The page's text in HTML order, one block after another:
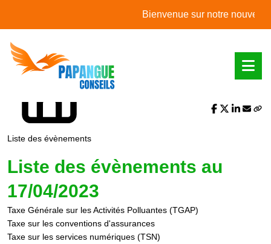
Bienvenue sur notre nouveau site
L'actualité du mois
Liste des évènements
Liste des évènements au
17/04/2023
Taxe Générale sur les Activités Polluantes (TGAP)
Taxe sur les conventions d'assurances
Taxe sur les services numériques (TSN)